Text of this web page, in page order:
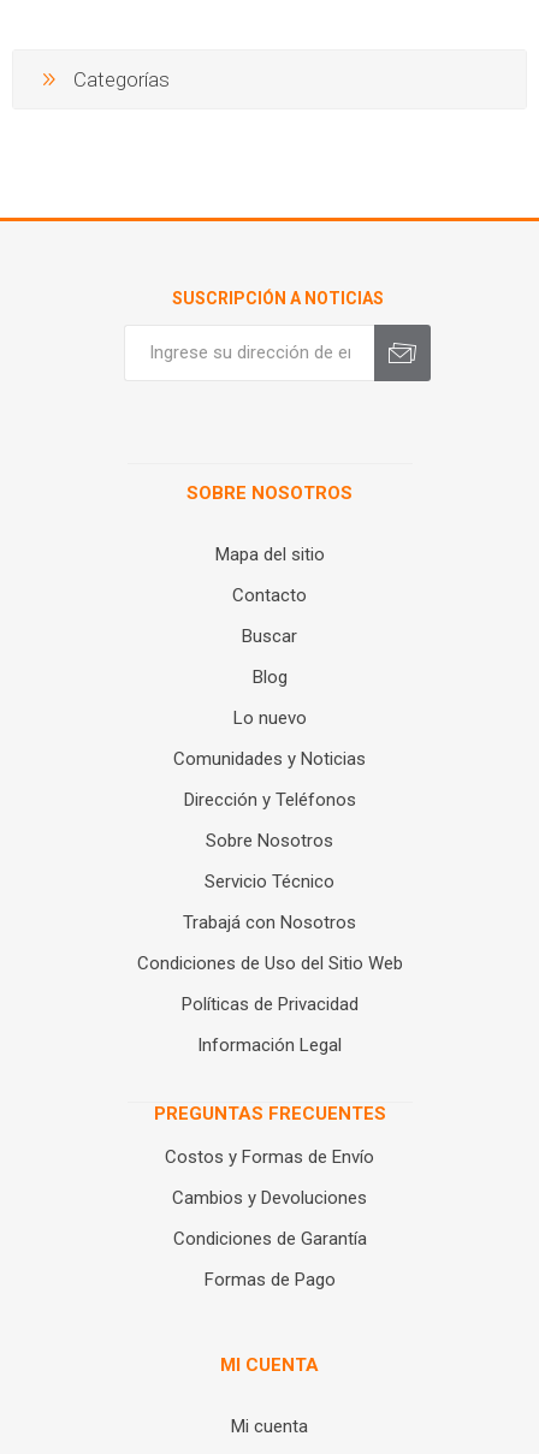
Categorías
SUSCRIPCIÓN A NOTICIAS
SOBRE NOSOTROS
Mapa del sitio
Contacto
Buscar
Blog
Lo nuevo
Comunidades y Noticias
Dirección y Teléfonos
Sobre Nosotros
Servicio Técnico
Trabajá con Nosotros
Condiciones de Uso del Sitio Web
Políticas de Privacidad
Información Legal
PREGUNTAS FRECUENTES
Costos y Formas de Envío
Cambios y Devoluciones
Condiciones de Garantía
Formas de Pago
MI CUENTA
Mi cuenta